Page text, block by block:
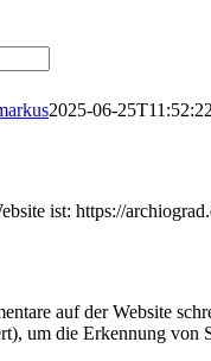
2025-06-
ist: https://
auf der Website
um die Erkennung von